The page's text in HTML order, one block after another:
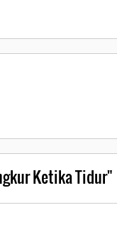
Ketika Tidur"